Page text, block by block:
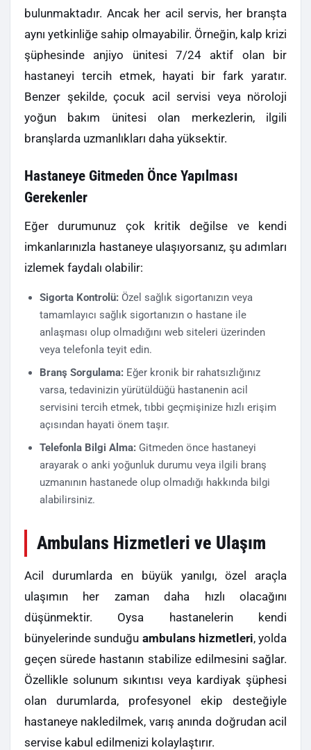
bulunmaktadır. Ancak her acil servis, her branşta
aynı yetkinliğe sahip olmayabilir. Örneğin, kalp krizi
şüphesinde anjiyo ünitesi 7/24 aktif olan bir
hastaneyi tercih etmek, hayati bir fark yaratır.
Benzer şekilde, çocuk acil servisi veya nöroloji
yoğun bakım ünitesi olan merkezlerin, ilgili
branşlarda uzmanlıkları daha yüksektir.
Hastaneye Gitmeden Önce Yapılması
Gerekenler
Eğer durumunuz çok kritik değilse ve kendi
imkanlarınızla hastaneye ulaşıyorsanız, şu adımları
izlemek faydalı olabilir:
Sigorta Kontrolü: Özel sağlık sigortanızın veya
tamamlayıcı sağlık sigortanızın o hastane ile
anlaşması olup olmadığını web siteleri üzerinden
veya telefonla teyit edin.
Branş Sorgulama: Eğer kronik bir rahatsızlığınız
varsa, tedavinizin yürütüldüğü hastanenin acil
servisini tercih etmek, tıbbi geçmişinize hızlı erişim
açısından hayati önem taşır.
Telefonla Bilgi Alma: Gitmeden önce hastaneyi
arayarak o anki yoğunluk durumu veya ilgili branş
uzmanının hastanede olup olmadığı hakkında bilgi
alabilirsiniz.
Ambulans Hizmetleri ve Ulaşım
Acil durumlarda en büyük yanılgı, özel araçla
ulaşımın her zaman daha hızlı olacağını
düşünmektir. Oysa hastanelerin kendi
bünyelerinde sunduğu ambulans hizmetleri, yolda
geçen sürede hastanın stabilize edilmesini sağlar.
Özellikle solunum sıkıntısı veya kardiyak şüphesi
olan durumlarda, profesyonel ekip desteğiyle
hastaneye nakledilmek, varış anında doğrudan acil
servise kabul edilmenizi kolaylaştırır.